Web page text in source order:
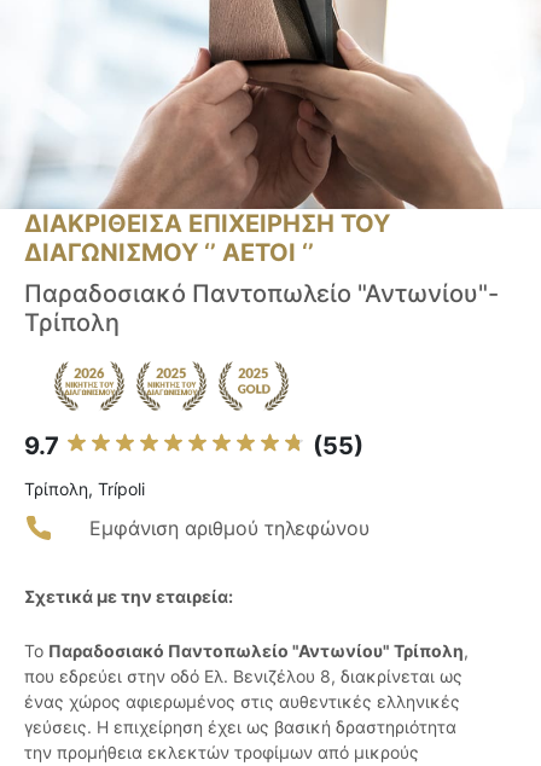
ΔΙΑΚΡΙΘΕΙΣΑ ΕΠΙΧΕΙΡΗΣΗ ΤΟΥ
ΔΙΑΓΩΝΙΣΜΟΥ ‘’ ΑΕΤΟΙ ‘’
Παραδοσιακό Παντοπωλείο "Αντωνίου"-
Τρίπολη
9.7 (55)
Τρίπολη, Trípoli
Εμφάνιση αριθμού τηλεφώνου
Σχετικά με την εταιρεία:
Το Παραδοσιακό Παντοπωλείο "Αντωνίου" Τρίπολη,
που εδρεύει στην οδό Ελ. Βενιζέλου 8, διακρίνεται ως
ένας χώρος αφιερωμένος στις αυθεντικές ελληνικές
γεύσεις. Η επιχείρηση έχει ως βασική δραστηριότητα
την προμήθεια εκλεκτών τροφίμων από μικρούς